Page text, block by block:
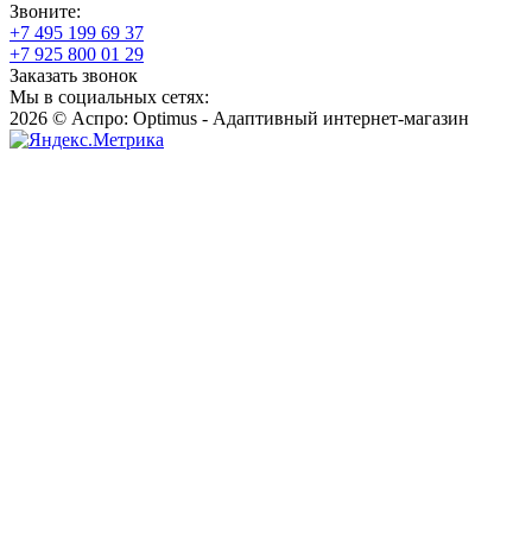
Звоните:
+7 495 199 69 37
+7 925 800 01 29
Заказать звонок
Мы в социальных сетях:
2026 © Аспро: Optimus - Адаптивный интернет-магазин